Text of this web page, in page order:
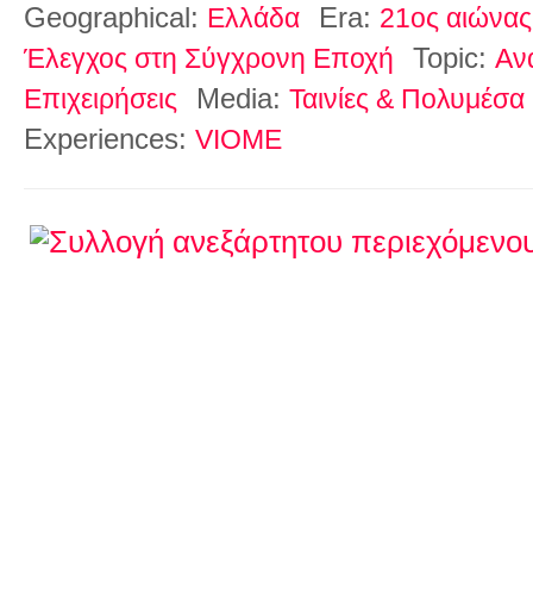
Geographical: Ελλάδα Era: 21ος
Έλεγχος στη Σύγχρονη Εποχή
Topic:
Επιχειρήσεις
Media: Ταινίες & Πολυμέσα
Experiences: VIOME